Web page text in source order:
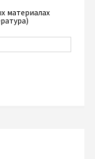
материалах